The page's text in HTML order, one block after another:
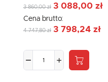
3 860,00 zł 3 088,00 zł
Cena brutto:
4 747,80 zł 3 798,24 zł